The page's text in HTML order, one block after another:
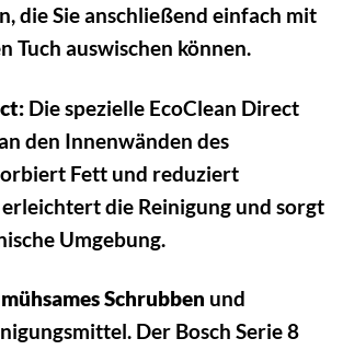
die Sie anschließend einfach mit
Tuch auswischen können.
Die spezielle EcoClean Direct
den Innenwänden des
Fett und reduziert
die Reinigung und sorgt
Umgebung.
Schrubben und
Der Bosch Serie 8